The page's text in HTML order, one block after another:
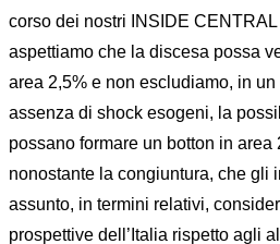
corso dei nostri INSIDE
aspettiamo che la discesa possa
area 2,5% e non escludiamo, in
assenza di shock esogeni, la
possano formare un botton in area
nonostante la congiuntura, che gli
assunto, in termini relativi,
prospettive dell’Italia rispetto agli